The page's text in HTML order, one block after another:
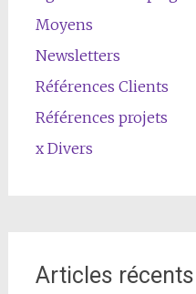
Moyens
Newsletters
Références Clients
Références projets
x Divers
Articles récents